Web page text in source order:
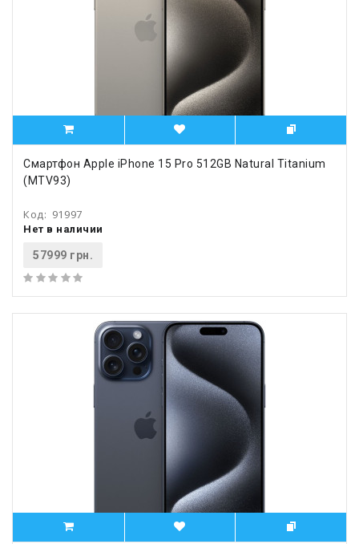
Смартфон Apple iPhone 15 Pro 512GB Natural Titanium
(MTV93)
Код: 91997
Нет в наличии
57999 грн.